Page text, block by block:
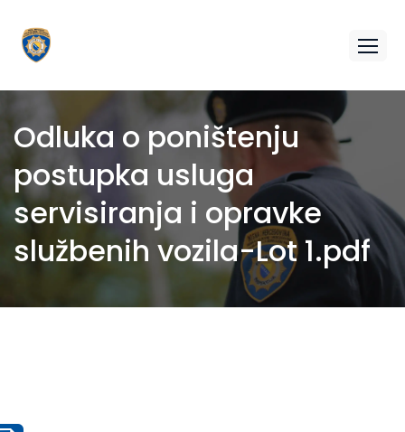
Odluka o poništenju
postupka usluga
servisiranja i opravke
službenih vozila-Lot 1.pdf